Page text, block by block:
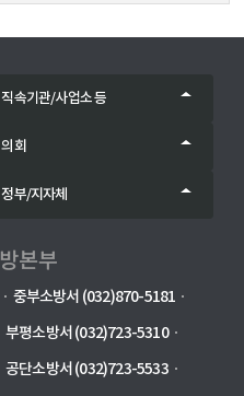
직속기관/사업소 등
의회
정부/지자체
중부소방서 (032)870-5181
부평소방서 (032)723-5310
공단소방서 (032)723-5533